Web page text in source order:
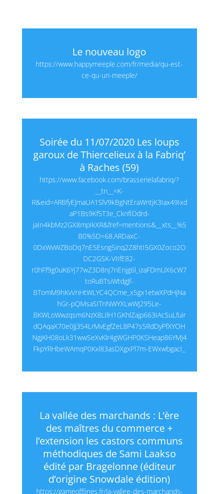
Le nouveau logo
https://www.happymeeple.com/fr/media/qu-est-
ce-qu-un-meeple/
Soirée du 11/07/2020 Les loups
garoux de Thiercelieux à la Fabriq’
à Raches (59)
https://www.facebook.com/brasserielafabriq/?
__tn__=K-
R&eid=ARBfyEJmaUA1SlV9kBgNtEraWntjK3Iax49Ixd
aP1Bs9Kf5T3e_CknfIDdrd-
jaIn4kbMz2GX8mpIkXR&fref=mentions&__xts__%5
B0%5D=68.ARDaxC-
0DxWvWZBoDq7nE5Esng5inq2Z8htI5GX0Zoco2O
DC2GSK-VIIfE82-
r0hFf9g0uK6Yj77wZ3D8nj7riEnjg6l_izaFDmUX6cW7
toRuBTsiWtdgJf-
BTomM9hKvVnHtWLYC4QCme_x5gx1etwXPdHjNa
hGr-pQMsaSITnNWYXLwWJ295Le-
BKWLoWwzqsm6NzX8LIlH1GKhlZajp663IAcSuLfuir
dQAqaX70e0Jj354LrMvEgfZeL8P47s5RdDyPfXYOH
NgjKH08oLk31wwSeXvKlr4gWGHP0KSHeap86YMJ4
FkpYRHbeWAmqP0Kxl83asDXgxPl7m-EWxwbgacI_
La vallée des marchands : L’ère
des maîtres du commerce +
l’extension les castors communs
méthodiques de Sami Laakso
édité par Bragelonne (éditeur
d’origine Snowdale édition)
https://gameofflines.fr/la-vallee-des-marchands-